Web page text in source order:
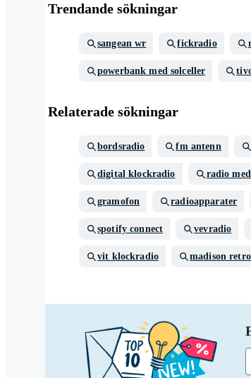
Trendande sökningar
sangean wr fickradio
powerbank med solceller
Relaterade sökningar
bordsradio fm antenn
digital klockradio radio
gramofon radioapparater
spotify connect vevradio
vit klockradio madison